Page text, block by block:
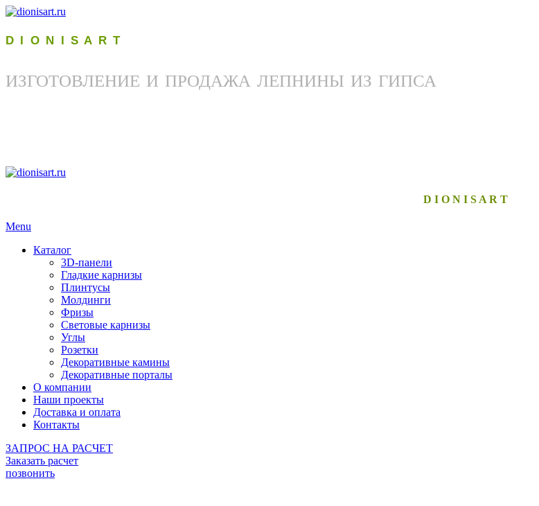
D I O N I S A R T
ИЗГОТОВЛЕНИЕ И ПРОДАЖА ЛЕПНИНЫ ИЗ ГИПСА
D I O N I S A R T
Menu
Каталог
3D-панели
Гладкие карнизы
Плинтусы
Молдинги
Фризы
Световые карнизы
Углы
Розетки
Декоративные камины
Декоративные порталы
О компании
Наши проекты
Доставка и оплата
Контакты
ЗАПРОС НА РАСЧЕТ
Заказать расчет
позвонить